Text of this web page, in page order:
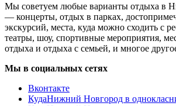
Мы советуем любые варианты отдыха в
— концерты, отдых в парках,
экскурсий, места, куда можно сходить с
театры, шоу, спортивные мероприятия,
отдыха и отдыха с семьей, и многое
Мы в социальных сетях
Вконтакте
КудаНижний Новгород в